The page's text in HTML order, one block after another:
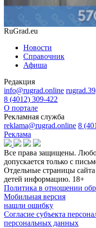
RuGrad.eu
Новости
Справочник
Афиша
Редакция
info@rugrad.online
8 (4012) 309-422
О портале
Рекламная служба
reklama@rugrad.online 8
Реклама
Все права защищены.
допускается только с
Отдельные страницы
детей информацию. 18+
Политика в отношении
Мобильная версия
нашли ошибку
Согласие субъекта
персональных данных